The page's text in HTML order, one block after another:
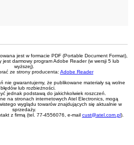
jest w formacie PDF (Portable Document Format),
darmowy program Adobe Reader (w wersji 5 lub
wyższej).
ze strony producenta: Adobe Reader
nie gwarantujemy, że publikowane materiały są wolne
lub rozbieżności.
jednak podstawą do jakichkolwiek roszczeń.
na stronach internetowych Atel Electronics, mogą
wyglądu towarów znajdujących się aktualnie w
sprzedaży.
z firmą (tel. 77-4556076, e-mail cust@atel.com.pl).